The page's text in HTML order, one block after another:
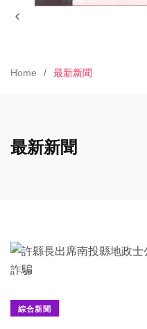
Home 最新新聞
最新新聞
綜合新聞